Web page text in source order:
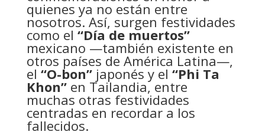
quienes ya no están entre
nosotros. Así, surgen festividades
como el “Día de muertos”
mexicano —también existente en
otros países de América Latina—,
el “O-bon”japonés y el “Phi Ta
Khon”en Tailandia, entre
muchas otras festividades
centradas en recordar a los
fallecidos.